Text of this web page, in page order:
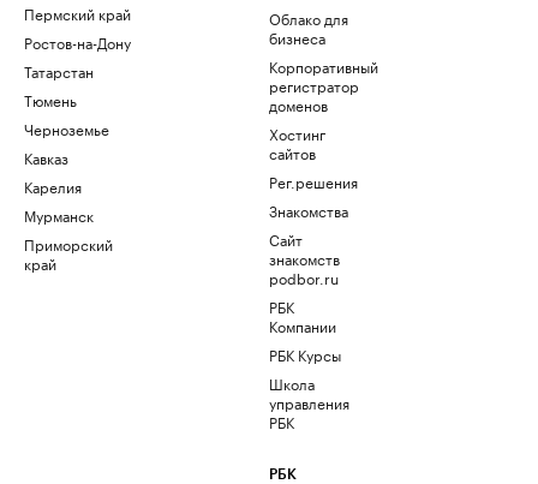
Пермский край
Ростов-на-Дону
Татарстан
Тюмень
Черноземье
Кавказ
Карелия
Мурманск
Приморский
край
Облако для
бизнеса
Корпоративный
регистратор
доменов
Хостинг
сайтов
Рег.решения
Знакомства
Сайт
знакомств
podbor.ru
РБК
Компании
РБК Курсы
Школа
управления
РБК
РБК